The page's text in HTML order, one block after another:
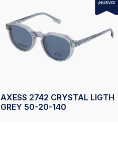
AXESS 2742 CRYSTAL LIGTH
GREY 50-20-140